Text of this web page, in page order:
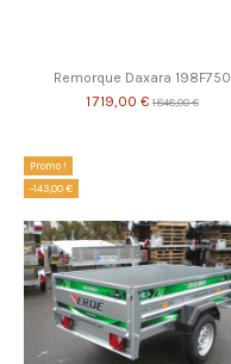
Remorque Daxara 198F750
1 719,00 € 1 848,00 €
Promo !
-143,00 €